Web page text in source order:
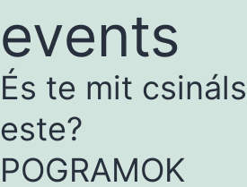
events
És te mit
este?
POGRAMOK